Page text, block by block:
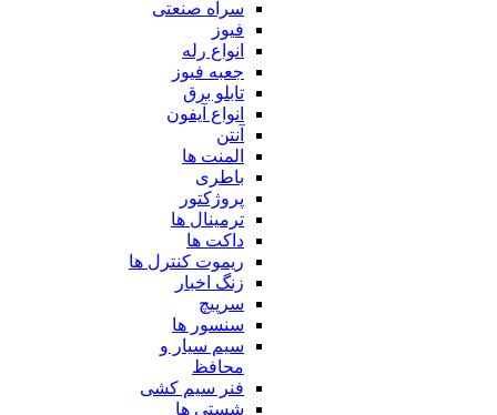
سراه صنعتی
فیوز
انواع رله
جعبه فیوز
تابلو برق
انواع آیفون
آنتن
المنت ها
باطری
پروژکتور
ترمینال ها
داکت ها
ریموت کنترل ها
زنگ اخبار
سرپیچ
سنسور ها
سیم سیار و
محافظ
فنر سیم کشی
شستی ها